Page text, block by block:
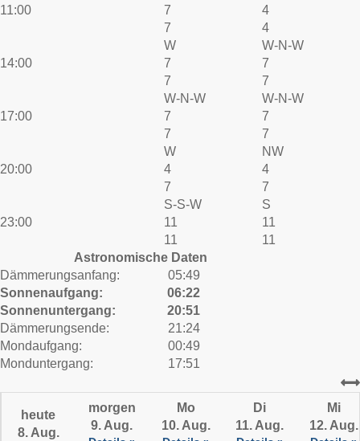
11:00
7
7
4
4
14:00
W
7
7
W-N-W
7
7
17:00
W-N-W
7
7
W-N-W
7
7
20:00
W
4
7
NW
4
7
23:00
S-S-W
11
11
S
11
11
Astronomische Daten
Dämmerungsanfang:
Sonnenaufgang:
Sonnenuntergang:
Dämmerungsende:
05:49
06:22
20:51
21:24
Mondaufgang:
Monduntergang:
00:49
17:51
heute
8. Aug.
morgen
9. Aug.
Mo
10. Aug.
Di
11. Aug.
Mi
12. Aug.